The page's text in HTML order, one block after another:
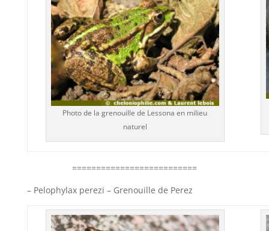
Photo de la grenouille de Lessona en milieu
naturel
==========================
– Pelophylax perezi – Grenouille de Perez